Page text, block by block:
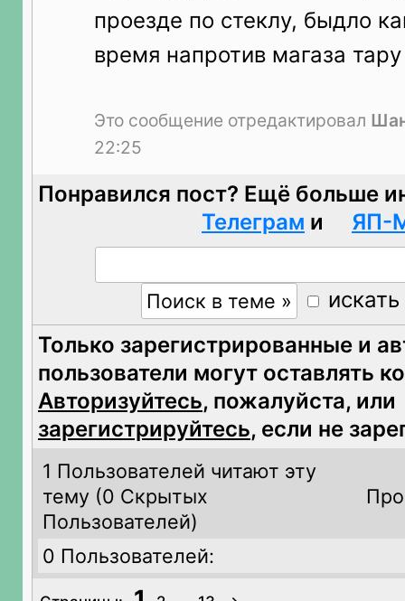
проезде по стеклу, быдло
время напротив магаза
Это сообщение отредактировал
22:25
Понравился пост? Ещё больше
Телеграм и ЯП-
Только зарегистрированные и
пользователи могут оставлять
Авторизуйтесь, пожалуйста, или
зарегистрируйтесь, если не
1 Пользователей читают эту
тему (0 Скрытых
Пользователей)
0 Пользователей: